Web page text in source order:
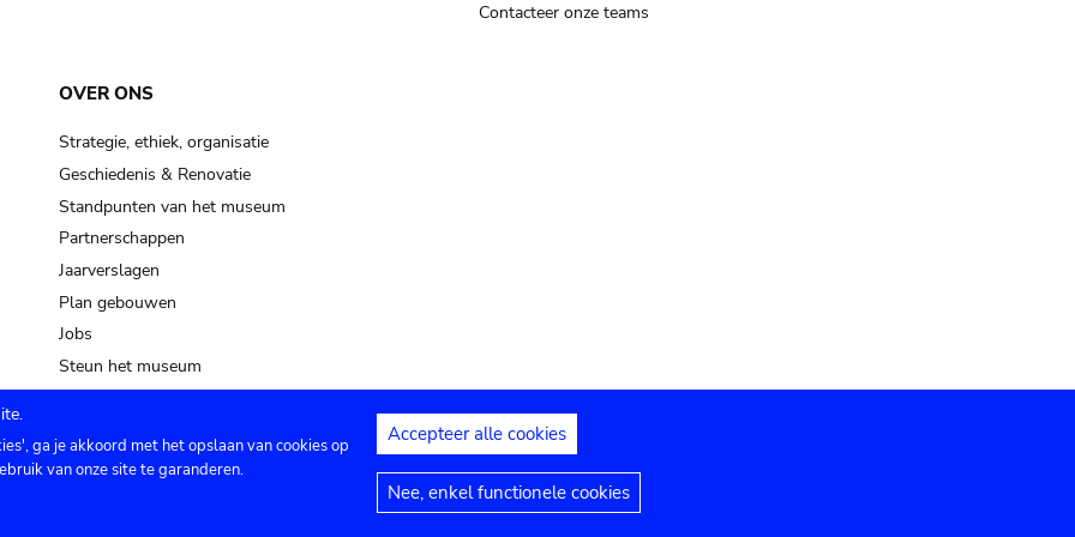
Contacteer onze teams
OVER ONS
Strategie, ethiek, organisatie
Geschiedenis & Renovatie
Standpunten van het museum
Partnerschappen
Jaarverslagen
Plan gebouwen
Jobs
Steun het museum
Privacy instellingen Juridische mededelingen
ga je akkoord met het opslaan van cookies op
van onze site te garanderen.
Accepteer alle cookies
Nee, enkel functionele cookies